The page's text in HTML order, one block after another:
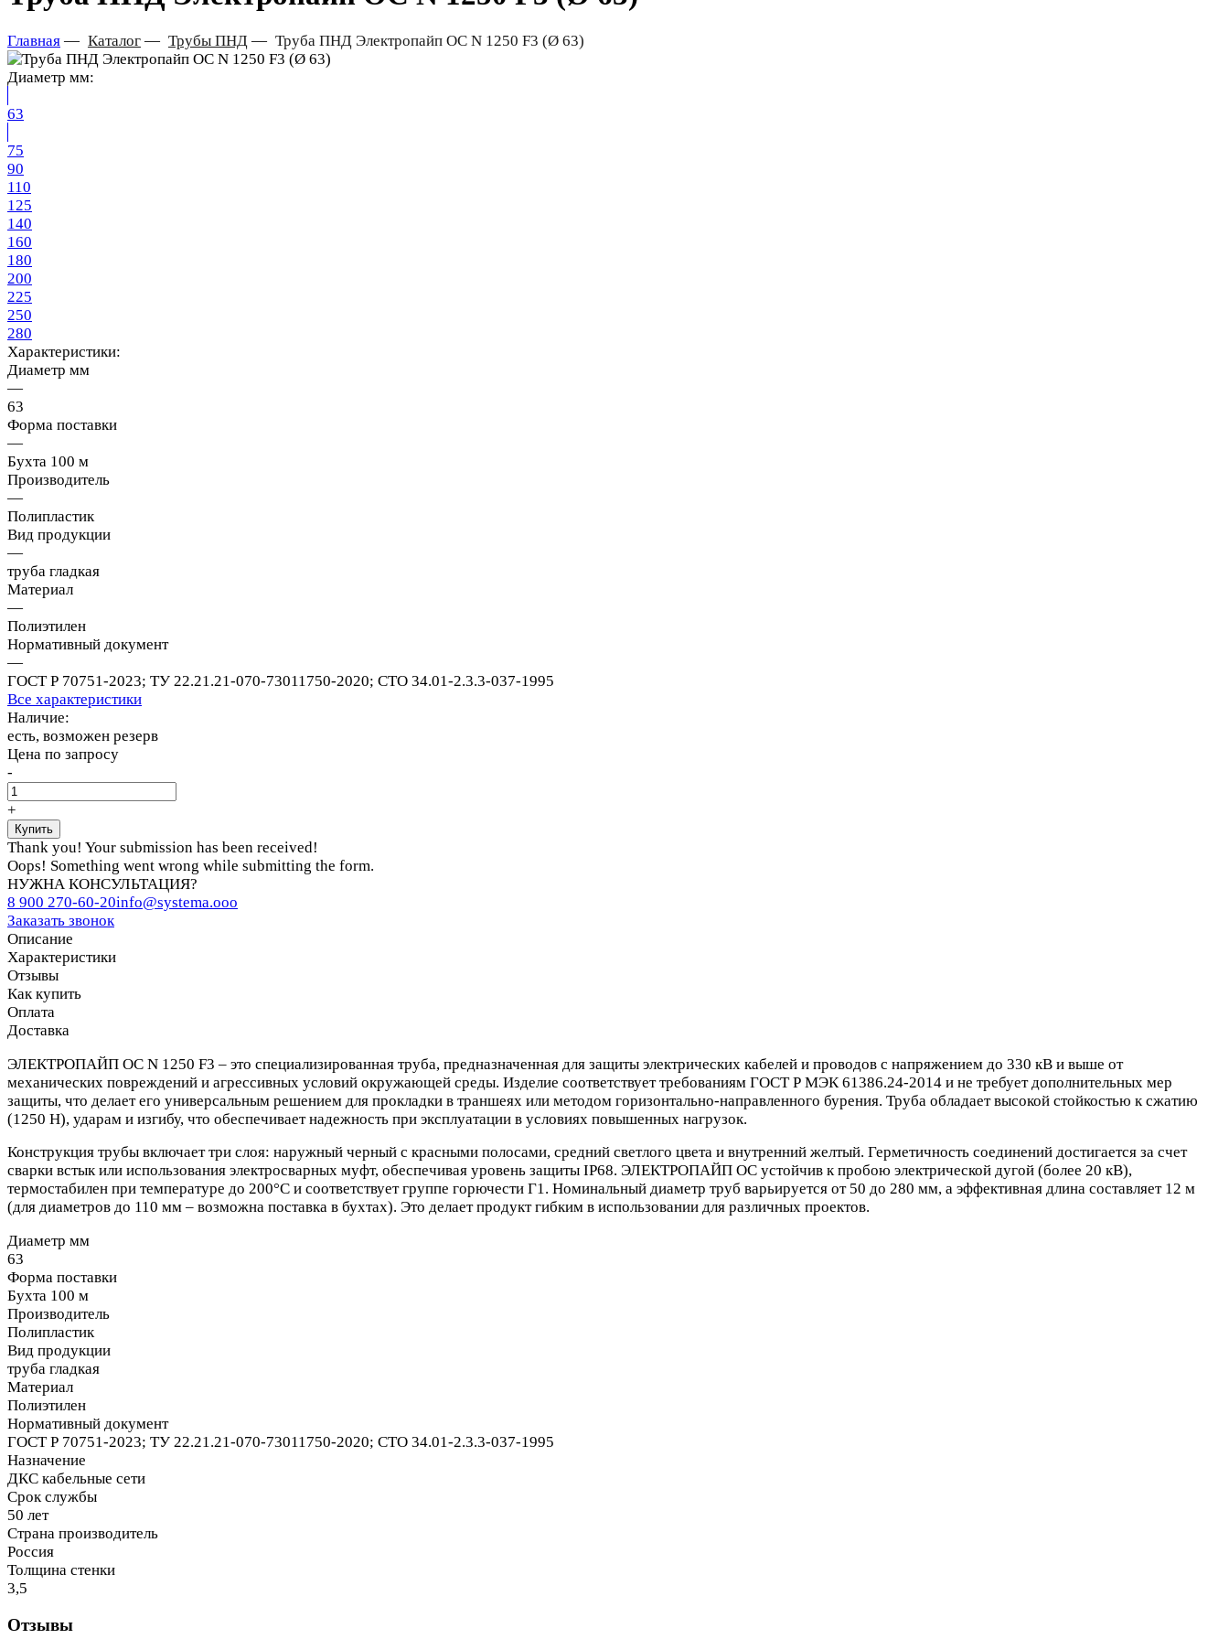
Главная — Каталог— Трубы ПНД — Труба ПНД Электропайп ОС N 1250 F3 (Ø 63)
Диаметр мм:
63
75
90
110
125
140
160
180
200
225
250
280
Характеристики:
Диаметр мм
—
63
Форма поставки
—
Бухта 100 м
Производитель
—
Полипластик
Вид продукции
—
труба гладкая
Материал
—
Полиэтилен
Нормативный документ
—
ГОСТ Р 70751-2023; ТУ 22.21.21-070-73011750-2020; СТО 34.01-2.3.3-037-1995
Все характеристики
Наличие:
есть, возможен резерв
Цена по запросу
-
+
Thank you! Your submission has been received!
Oops! Something went wrong while submitting the form.
НУЖНА КОНСУЛЬТАЦИЯ?
8 900 270-60-20info@systema.ooo
Заказать звонок
Описание
Характеристики
Отзывы
Как купить
Оплата
Доставка
ЭЛЕКТРОПАЙП ОС N 1250 F3 – это специализированная труба, предназначенная для защиты электрических кабелей и проводов с напряжением до 330 кВ и выше от
механических повреждений и агрессивных условий окружающей среды. Изделие соответствует требованиям ГОСТ Р МЭК 61386.24-2014 и не требует дополнительных мер
защиты, что делает его универсальным решением для прокладки в траншеях или методом горизонтально-направленного бурения. Труба обладает высокой стойкостью к сжатию
(1250 Н), ударам и изгибу, что обеспечивает надежность при эксплуатации в условиях повышенных нагрузок.
Конструкция трубы включает три слоя: наружный черный с красными полосами, средний светлого цвета и внутренний желтый. Герметичность соединений достигается за счет
сварки встык или использования электросварных муфт, обеспечивая уровень защиты IP68. ЭЛЕКТРОПАЙП ОС устойчив к пробою электрической дугой (более 20 кВ),
термостабилен при температуре до 200°С и соответствует группе горючести Г1. Номинальный диаметр труб варьируется от 50 до 280 мм, а эффективная длина составляет 12 м
(для диаметров до 110 мм – возможна поставка в бухтах). Это делает продукт гибким в использовании для различных проектов.
Диаметр мм
63
Форма поставки
Бухта 100 м
Производитель
Полипластик
Вид продукции
труба гладкая
Материал
Полиэтилен
Нормативный документ
ГОСТ Р 70751-2023; ТУ 22.21.21-070-73011750-2020; СТО 34.01-2.3.3-037-1995
Назначение
ДКС кабельные сети
Срок службы
50 лет
Страна производитель
Россия
Толщина стенки
3,5
Отзывы